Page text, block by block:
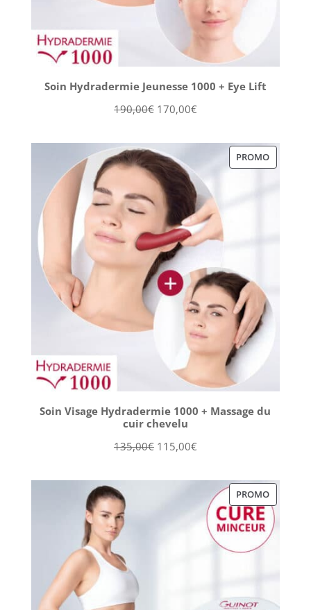
Soin Hydradermie Jeunesse 1000 + Eye Lift
190,00€ Le
initial
était :
190,00€.
170,00€Le
actuel
170,00€.
PROMOPRODUIT
Soin Visage Hydradermie 1000 + Massage du
cuir chevelu
135,00€ Le
initial
135,00€.
115,00€Le
actuel
est :
115,00€.
PROMOPRODUIT
EN